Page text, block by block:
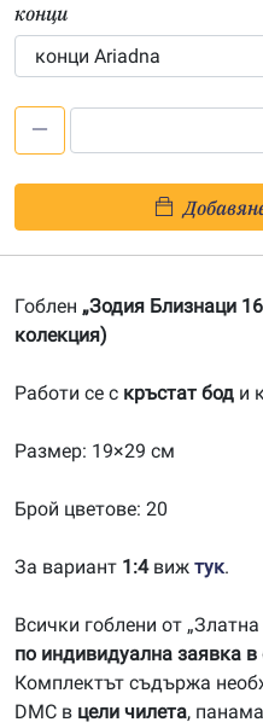
конци
Близнаци
16
(без
фон)-20080608
Гоблен „Зодия Близнаци
колекция)
Работи се с кръстат бод и
Размер: 19×29 см
Брой цветове: 20
За вариант 1:4виж тук.
Всички гоблени от
по индивидуална заявка
Комплектът съдържа
DMC в цели чилета,